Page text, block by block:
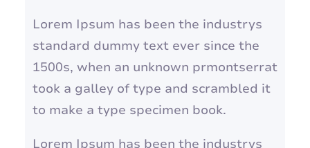
s
a
r
Lorem Ipsum has been the industrys
standard dummy text ever since the
1500s, when an unknown prmontserrat
took a galley of type and scrambled it
to make a type specimen book.
Lorem Ipsum has been the industrys